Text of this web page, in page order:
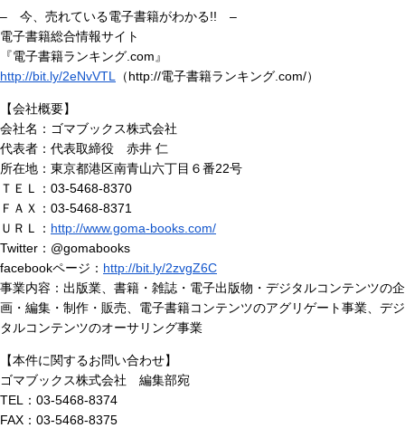
– 今、売れている電子書籍がわかる!! –
電子書籍総合情報サイト
『電子書籍ランキング.com』
http://bit.ly/2eNvVTL
（http://電子書籍ランキング.com/）
【会社概要】
会社名：ゴマブックス株式会社
代表者：代表取締役 赤井 仁
所在地：東京都港区南青山六丁目６番22号
ＴＥＬ：03-5468-8370
ＦＡＸ：03-5468-8371
ＵＲＬ： http://www.goma-books.com/
Twitter：@gomabooks
facebookページ： http://bit.ly/2zvgZ6C
事業内容：出版業、書籍・雑誌・電子出版物・デジタルコンテンツの企
画・編集・制作・販売、電子書籍コンテンツのアグリゲート事業、デジ
タルコンテンツのオーサリング事業
【本件に関するお問い合わせ】
ゴマブックス株式会社 編集部宛
TEL：03-5468-8374
FAX：03-5468-8375